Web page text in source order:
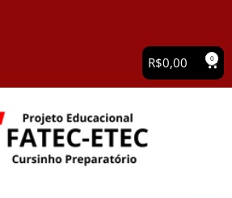
R$0,00 0